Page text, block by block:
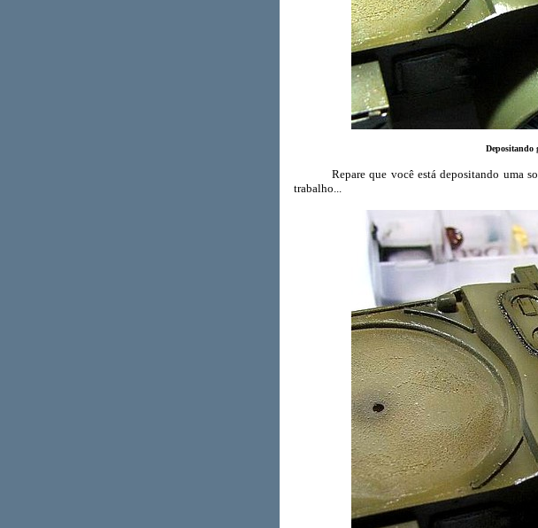
Depositando
Repare que você está depositando uma
trabalho...